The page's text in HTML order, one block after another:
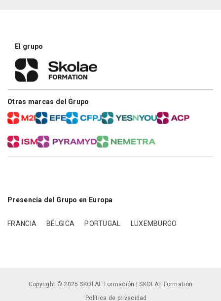
El grupo
Otras marcas del Grupo
Presencia del Grupo en Europa
FRANCIA BÉLGICA PORTUGAL LUXEMBURGO
Copyright © 2025 SKOLAE Formación | SKOLAE Formation
Política de privacidad